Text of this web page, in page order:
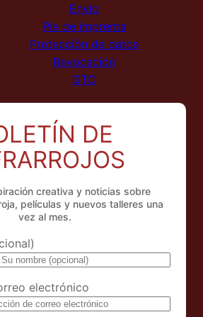
Envío
Pie de imprenta
Protección de datos
Revocación
GTC
DE
creativa y noticias sobre
películas y nuevos talleres una
vez al mes.
electrónico